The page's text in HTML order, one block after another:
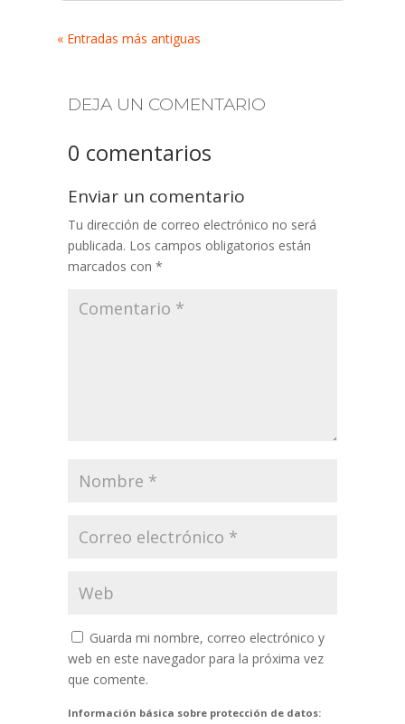
« Entradas más antiguas
DEJA UN COMENTARIO
0 comentarios
Enviar un comentario
Tu dirección de correo electrónico no será
publicada. Los campos obligatorios están
marcados con *
Guarda mi nombre, correo electrónico y
web en este navegador para la próxima vez
que comente.
Información básica sobre protección de datos: